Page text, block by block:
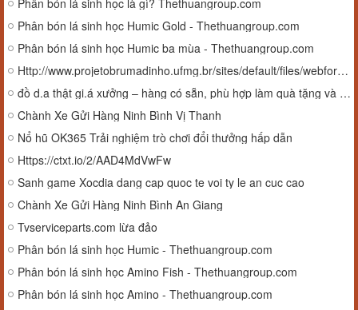
Phân bón lá sinh học là gì? Thethuangroup.com
Phân bón lá sinh học Humic Gold - Thethuangroup.com
Phân bón lá sinh học Humic ba mùa - Thethuangroup.com
Http://www.projetobrumadinho.ufmg.br/sites/default/files/webform/queremos_te_ouvir/_sid_/Does-Coinbase-work-24-hours-24-7-available.pdf
đồ d.a thật gi.á xưởng – hàng có sẵn, phù hợp làm quà tặng và kinh doanh
Chành Xe Gửi Hàng Ninh Bình Vị Thanh
Nổ hũ OK365 Trải nghiệm trò chơi đổi thưởng hấp dẫn
Https://ctxt.io/2/AAD4MdVwFw
Sanh game Xocdia dang cap quoc te voi ty le an cuc cao
Chành Xe Gửi Hàng Ninh Bình An Giang
Tvserviceparts.com lừa đảo
Phân bón lá sinh học Humic - Thethuangroup.com
Phân bón lá sinh học Amino Fish - Thethuangroup.com
Phân bón lá sinh học Amino - Thethuangroup.com